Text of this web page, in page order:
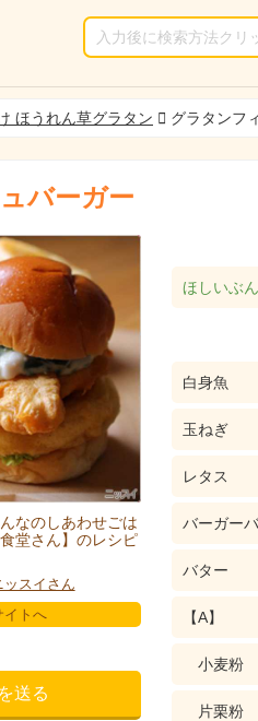
ほうれん草グラタン グラタンフ
バーガー
なのしあわせごは
堂さん】のレシピ
スイさん
イトへ
送る
ほしいぶ
白身魚
玉ねぎ
レタス
バーガー
バター
【A】
小麦粉
片栗粉